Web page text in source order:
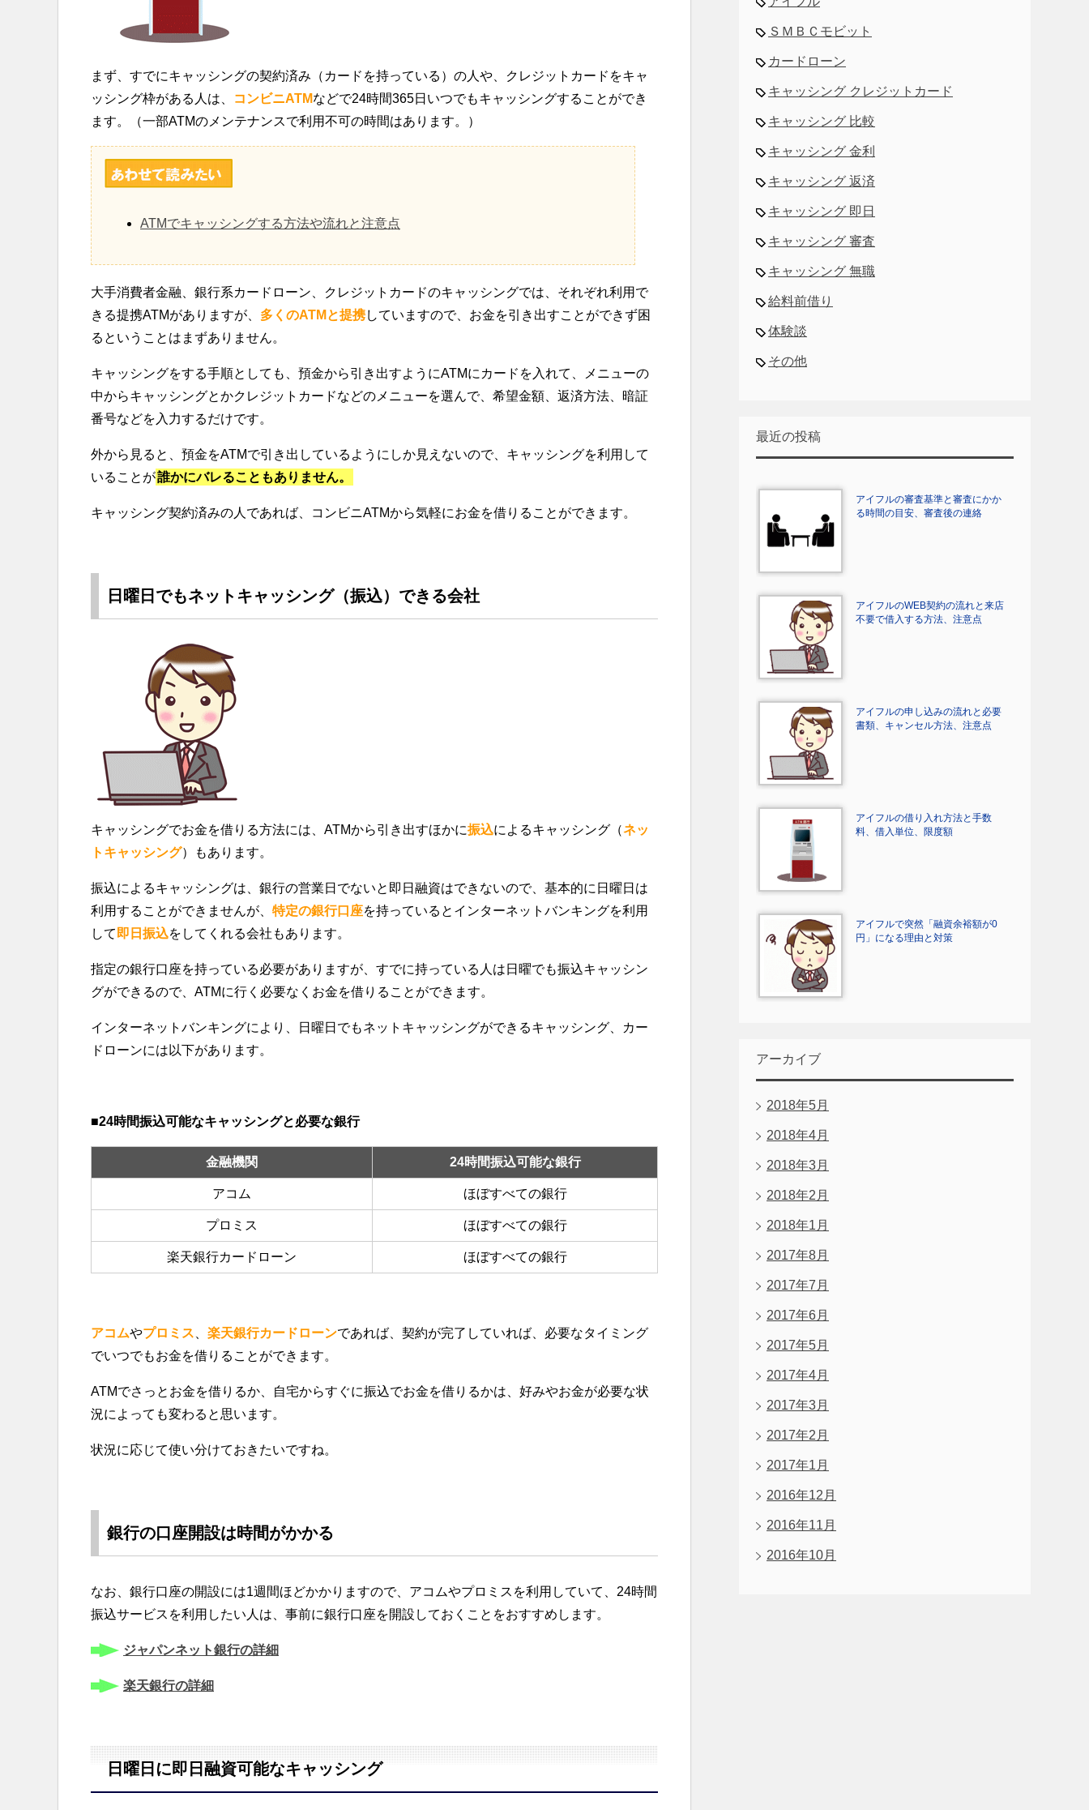
まず、すでにキャッシングの契約済み（カードを持っている）の人や、クレジットカードをキャ
ッシング枠がある人は、
コンビニATMなどで24時間365日いつでもキャッシングすることができ
ます。（一部ATMのメンテナンスで利用不可の時間はあります。）
ATMでキャッシングする方法や流れと注意点
大手消費者金融、銀行系カードローン、クレジットカードのキャッシングでは、それぞれ利用で
きる提携ATMがありますが、 多くのATMと提携していますので、お金を引き出すことができず困
るということはまずありません。
キャッシングをする手順としても、預金から引き出すようにATMにカードを入れて、メニューの
中からキャッシングとかクレジットカードなどのメニューを選んで、希望金額、返済方法、暗証
番号などを入力するだけです。
外から見ると、預金をATMで引き出しているようにしか見えないので、キャッシングを利用して
いることが誰かにバレることもありません。
キャッシング契約済みの人であれば、コンビニATMから気軽にお金を借りることができます。
日曜日でもネットキャッシング（振込）できる会社
キャッシングでお金を借りる方法には、ATMから引き出すほかに振込によるキャッシング（ネッ
トキャッシング）もあります。
振込によるキャッシングは、銀行の営業日でないと即日融資はできないので、基本的に日曜日は
利用することができませんが、 特定の銀行口座を持っているとインターネットバンキングを利用
して 即日振込をしてくれる会社もあります。
指定の銀行口座を持っている必要がありますが、すでに持っている人は日曜でも振込キャッシン
グができるので、ATMに行く必要なくお金を借りることができます。
インターネットバンキングにより、日曜日でもネットキャッシングができるキャッシング、カー
ドローンには以下があります。
■24時間振込可能なキャッシングと必要な銀行
金融機関 24時間振込可能な銀行
アコム ほぼすべての銀行
プロミス ほぼすべての銀行
楽天銀行カードローン ほぼすべての銀行
アコムやプロミス 楽天銀行カードローンであれば、契約が完了していれば、必要なタイミング
でいつでもお金を借りることができます。
ATMでさっとお金を借りるか、自宅からすぐに振込でお金を借りるかは、好みやお金が必要な状
況によっても変わると思います。
状況に応じて使い分けておきたいですね。
銀行の口座開設は時間がかかる
なお、銀行口座の開設には1週間ほどかかりますので、アコムやプロミスを利用していて、24時間
振込サービスを利用したい人は、事前に銀行口座を開設しておくことをおすすめします。
ジャパンネット銀行の詳細
楽天銀行の詳細
日曜日に即日融資可能なキャッシング
ＳＭＢＣモビット
カードローン
キャッシング クレジットカード
キャッシング 比較
キャッシング 金利
キャッシング 返済
キャッシング 即日
キャッシング 審査
キャッシング 無職
給料前借り
体験談
その他
最近の投稿
アイフルの審査基準と審査にかか
る時間の目安、審査後の連絡
アイフルのWEB契約の流れと来店
不要で借入する方法、注意点
アイフルの申し込みの流れと必要
書類、キャンセル方法、注意点
アイフルの借り入れ方法と手数
料、借入単位、限度額
アイフルで突然「融資余裕額が0
円」になる理由と対策
アーカイブ
2018年5月
2018年4月
2018年3月
2018年2月
2018年1月
2017年8月
2017年7月
2017年6月
2017年5月
2017年4月
2017年3月
2017年2月
2017年1月
2016年12月
2016年11月
2016年10月